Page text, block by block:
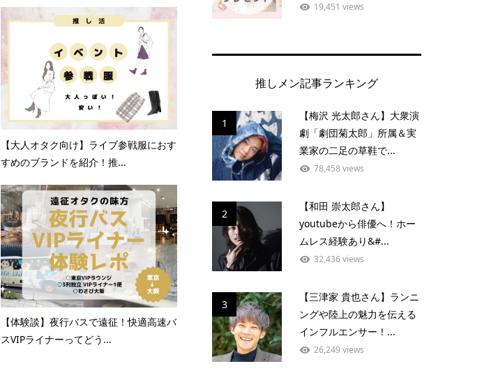
【大人オタク向け】ライブ参戦服におす
すめのブランドを紹介！推...
【体験談】夜行バスで遠征！快適高速バ
スVIPライナーってどう...
19,451 views
推しメン記事ランキング
1
【梅沢 光太郎さん】大衆演
劇「劇団菊太郎」所属＆実
業家の二足の草鞋で...
78,458 views
2
【和田 崇太郎さん】
youtubeから俳優へ！ホー
ムレス経験あり&#...
32,436 views
3
【三津家 貴也さん】ランニ
ングや陸上の魅力を伝える
インフルエンサー！...
26,249 views